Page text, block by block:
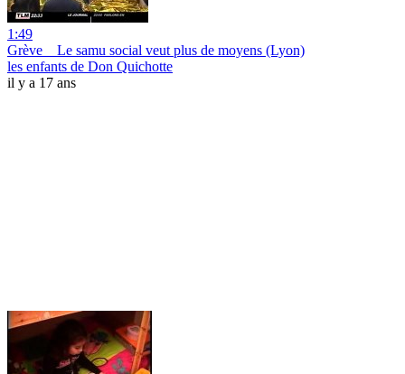
1:49
Grève _ Le samu social veut plus de moyens (Lyon)
les enfants de Don Quichotte
il y a 17 ans